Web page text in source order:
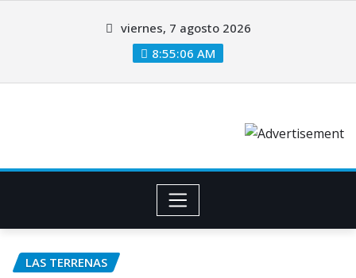
viernes, 7 agosto 2026
8:55:07 AM
LAS TERRENAS